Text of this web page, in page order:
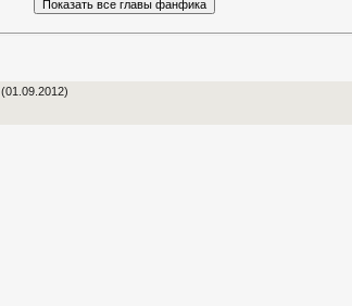
(01.09.2012)